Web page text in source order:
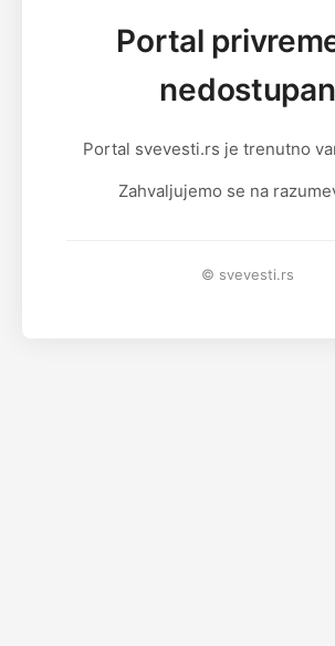
Portal
nedostupan
Portal svevesti.rs je trenutno
Zahvaljujemo se na
© svevesti.rs